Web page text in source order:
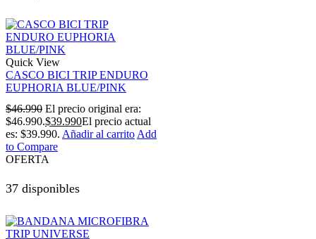
Quick View
CASCO BICI TRIP ENDURO
EUPHORIA BLUE/PINK
$46.990 El precio original era:
$46.990.$39.990El precio actual
es: $39.990. Añadir al carrito Add
to Compare
OFERTA
37 disponibles